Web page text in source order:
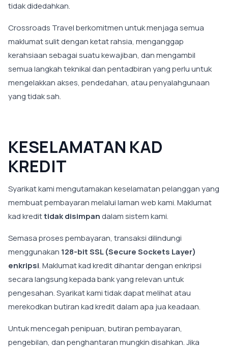
tidak didedahkan.
Crossroads Travel berkomitmen untuk menjaga semua
maklumat sulit dengan ketat rahsia, menganggap
kerahsiaan sebagai suatu kewajiban, dan mengambil
semua langkah teknikal dan pentadbiran yang perlu untuk
mengelakkan akses, pendedahan, atau penyalahgunaan
yang tidak sah.
KESELAMATAN KAD
KREDIT
Syarikat kami mengutamakan keselamatan pelanggan yang
membuat pembayaran melalui laman web kami. Maklumat
kad kredittidak disimpandalam sistem kami.
Semasa proses pembayaran, transaksi dilindungi
menggunakan 128-bit SSL (Secure Sockets Layer)
enkripsi. Maklumat kad kredit dihantar dengan enkripsi
secara langsung kepada bank yang relevan untuk
pengesahan. Syarikat kami tidak dapat melihat atau
merekodkan butiran kad kredit dalam apa jua keadaan.
Untuk mencegah penipuan, butiran pembayaran,
pengebilan, dan penghantaran mungkin disahkan. Jika